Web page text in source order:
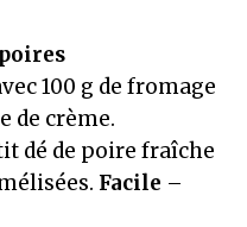
100 g de fromage
de crème.
dé de poire fraîche
Facile –